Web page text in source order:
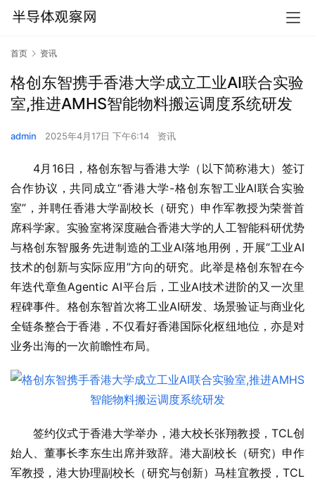
首页 资讯
格创东智携手香港大学成立工业AI联合实验
室,推进AMHS智能物料搬运调度系统研发
admin 2025年4月17日 下午6:14 资讯
4月16日，格创东智与香港大学（以下简称港大）签订
合作协议，共同成立“香港大学-格创东智工业AI联合实验
室”，并聘任香港大学副校长（研究）申作军教授为荣誉首
席科学家。实验室将深度融合香港大学的人工智能科研优势
与格创东智服务先进制造的工业AI落地用例，开展“工业AI
技术的创新与实际应用”方向的研究。此举是格创东智在今
年迭代章鱼Agentic AI平台后，工业AI技术进阶的又一次里
程碑事件。格创东智首次将工业AI研发、场景验证与商业化
全链条整合于香港，不仅看好香港国际化枢纽地位，亦是对
业务出海的一次前瞻性布局。
签约仪式于香港大学举办，港大校长张翔教授，TCL创
始人、董事长李东生出席并致辞。港大副校长（研究）申作
军教授，港大协理副校长（研究与创新）马桂宜教授，TCL